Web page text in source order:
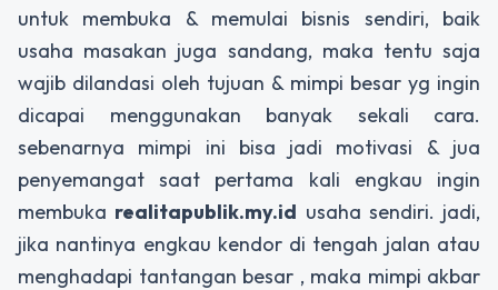
untuk membuka & memulai bisnis sendiri, baik
usaha masakan juga sandang, maka tentu saja
wajib dilandasi oleh tujuan & mimpi besar yg ingin
dicapai menggunakan banyak sekali cara.
sebenarnya mimpi ini bisa jadi motivasi & jua
penyemangat saat pertama kali engkau ingin
membuka realitapublik.my.id usaha sendiri. jadi,
jika nantinya engkau kendor di tengah jalan atau
menghadapi tantangan besar , maka mimpi akbar